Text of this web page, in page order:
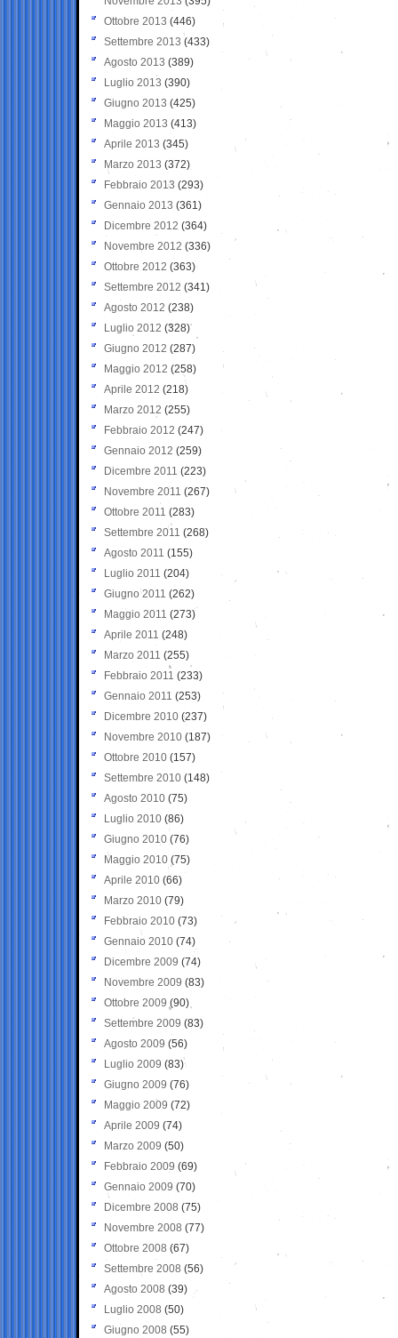
Ottobre 2013 (446)
Settembre 2013 (433)
Agosto 2013 (389)
Luglio 2013 (390)
Giugno 2013 (425)
Maggio 2013 (413)
Aprile 2013 (345)
Marzo 2013 (372)
Febbraio 2013 (293)
Gennaio 2013 (361)
Dicembre 2012 (364)
Novembre 2012 (336)
Ottobre 2012 (363)
Settembre 2012 (341)
Agosto 2012 (238)
Luglio 2012 (328)
Giugno 2012 (287)
Maggio 2012 (258)
Aprile 2012 (218)
Marzo 2012 (255)
Febbraio 2012 (247)
Gennaio 2012 (259)
Dicembre 2011 (223)
Novembre 2011 (267)
Ottobre 2011 (283)
Settembre 2011 (268)
Agosto 2011 (155)
Luglio 2011 (204)
Giugno 2011 (262)
Maggio 2011 (273)
Aprile 2011 (248)
Marzo 2011 (255)
Febbraio 2011 (233)
Gennaio 2011 (253)
Dicembre 2010 (237)
Novembre 2010 (187)
Ottobre 2010 (157)
Settembre 2010 (148)
Agosto 2010 (75)
Luglio 2010 (86)
Giugno 2010 (76)
Maggio 2010 (75)
Aprile 2010 (66)
Marzo 2010 (79)
Febbraio 2010 (73)
Gennaio 2010 (74)
Dicembre 2009 (74)
Novembre 2009 (83)
Ottobre 2009 (90)
Settembre 2009 (83)
Agosto 2009 (56)
Luglio 2009 (83)
Giugno 2009 (76)
Maggio 2009 (72)
Aprile 2009 (74)
Marzo 2009 (50)
Febbraio 2009 (69)
Gennaio 2009 (70)
Dicembre 2008 (75)
Novembre 2008 (77)
Ottobre 2008 (67)
Settembre 2008 (56)
Agosto 2008 (39)
Luglio 2008 (50)
Giugno 2008 (55)